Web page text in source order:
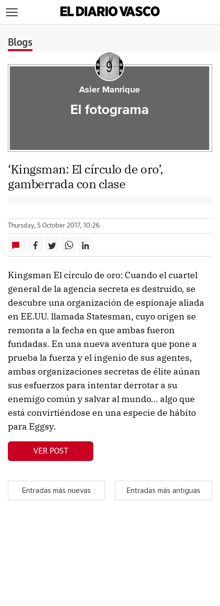
Blogs
Asier Manrique
El fotograma
‘Kingsman: El círculo de oro’,
gamberrada con clase
Thursday, 5 October 2017, 10:26
Kingsman El círculo de oro: Cuando el cuartel
general de la agencia secreta es destruido, se
descubre una organización de espionaje aliada
en EE.UU. llamada Statesman, cuyo origen se
remonta a la fecha en que ambas fueron
fundadas. En una nueva aventura que pone a
prueba la fuerza y el ingenio de sus agentes,
ambas organizaciones secretas de élite aúnan
sus esfuerzos para intentar derrotar a su
enemigo común y salvar al mundo... algo que
está convirtiéndose en una especie de hábito
para Eggsy.
VER POST
Entradas más nuevas Entradas más antiguas